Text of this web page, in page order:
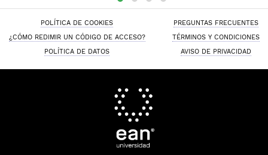
POLÍTICA DE COOKIES
PREGUNTAS FRECUENTES
¿CÓMO REDIMIR UN CÓDIGO DE ACCESO?
TÉRMINOS Y CONDICIONES
POLÍTICA DE DATOS
AVISO DE PRIVACIDAD